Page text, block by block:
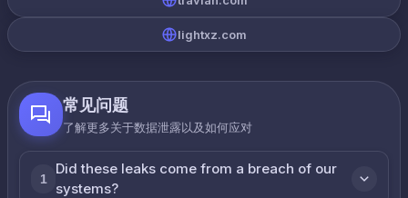
lightxz.com
常见问题
了解更多关于数据泄露以及如何应对
1
Did these leaks come from a breach of our
systems?